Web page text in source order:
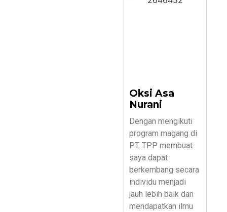
Oksi Asa
Nurani
Dengan mengikuti
program magang di
PT. TPP membuat
saya dapat
berkembang secara
individu menjadi
jauh lebih baik dan
mendapatkan ilmu